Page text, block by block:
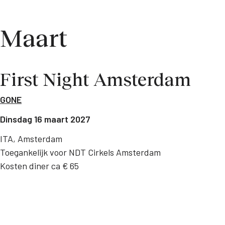
Maart
First Night Amsterdam
GONE
Dinsdag 16 maart 2027
ITA, Amsterdam
Toegankelijk voor NDT Cirkels Amsterdam
Kosten diner ca € 65